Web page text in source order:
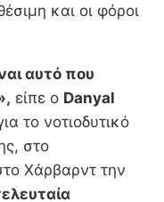
και οι φόροι
αυτό που
είπε ο Danyal
το νοτιοδυτικό
στο
Χάρβαρντ την